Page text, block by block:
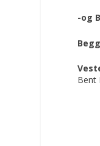
-og
Bent